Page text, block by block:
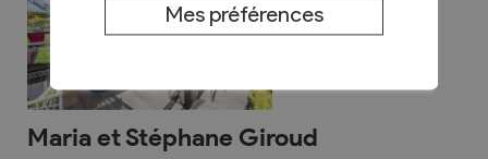
Maria et Stéphane Giroud
Mes préférences